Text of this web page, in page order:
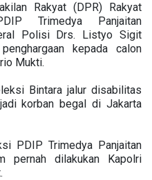
Rakyat (DPR) Rakyat
Trimedya Panjaitan
Polisi Drs. Listyo Sigit
kepada calon
Mukti.
Bintara jalur disabilitas
korban begal di Jakarta
PDIP Trimedya Panjaitan
pernah dilakukan Kapolri